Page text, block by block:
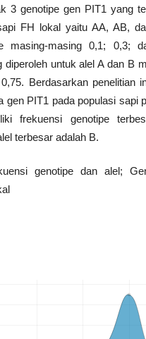
3 genotipe gen PIT1 yang
FH lokal yaitu AA, AB,
masing-masing 0,1; 0,3;
diperoleh untuk alel A dan B
Berdasarkan penelitian
gen PIT1 pada populasi sapi
frekuensi genotipe
terbesar adalah B.
genotipe dan alel;